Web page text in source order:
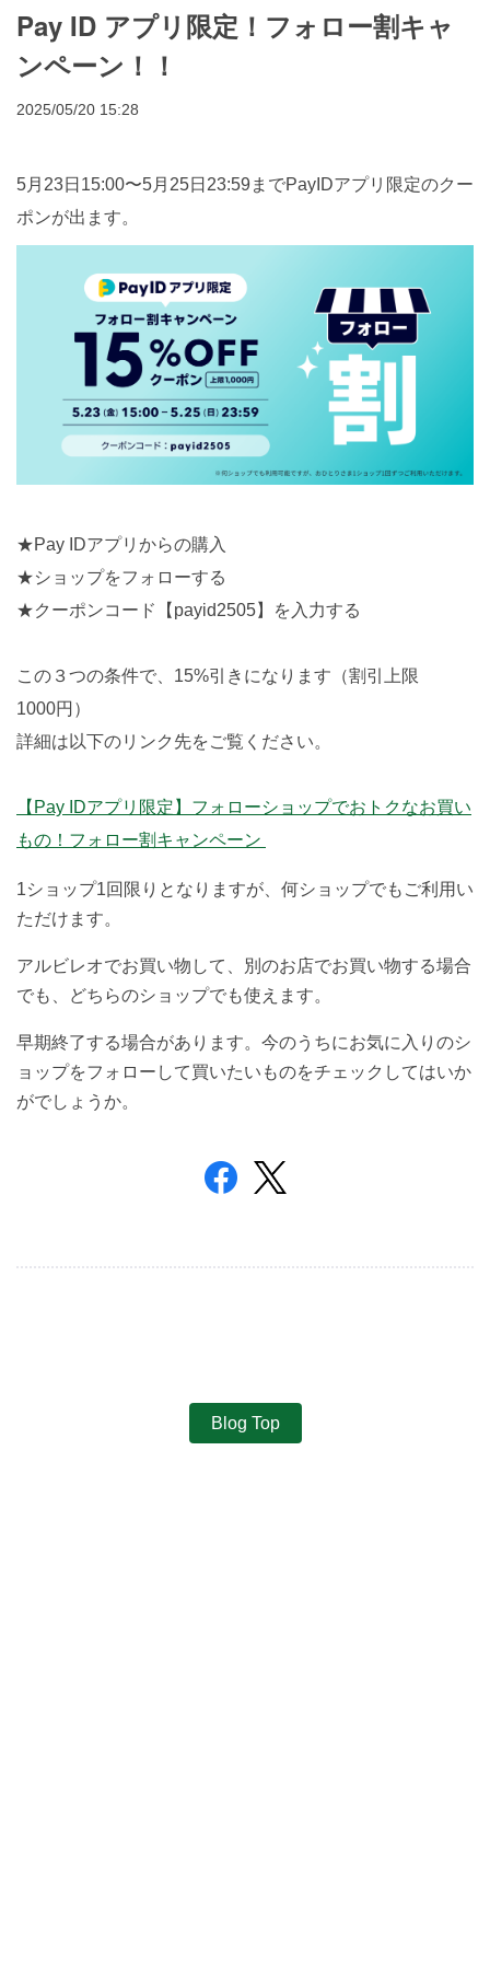
Pay ID アプリ限定！フォロー割キャ
ンペーン！！
2025/05/20 15:28
5月23日15:00〜5月25日23:59までPayIDアプリ限定のクー
ポンが出ます。
★Pay IDアプリからの購入
★ショップをフォローする
★クーポンコード【payid2505】を入力する
この３つの条件で、15%引きになります（割引上限
1000円）
詳細は以下のリンク先をご覧ください。
【Pay IDアプリ限定】フォローショップでおトクなお買い
もの！フォロー割キャンペーン
1ショップ1回限りとなりますが、何ショップでもご利用い
ただけます。
アルビレオでお買い物して、別のお店でお買い物する場合
でも、どちらのショップでも使えます。
早期終了する場合があります。今のうちにお気に入りのシ
ョップをフォローして買いたいものをチェックしてはいか
がでしょうか。
Blog Top